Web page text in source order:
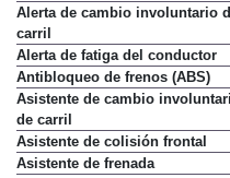
Alerta de cambio involuntario
carril
Alerta de fatiga del conductor
Antibloqueo de frenos (ABS)
Asistente de cambio
de carril
Asistente de colisión frontal
Asistente de frenada